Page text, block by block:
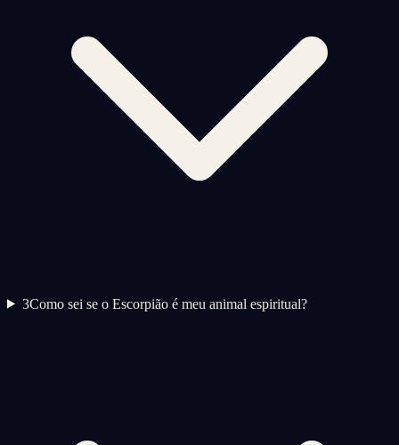
3Como sei se o Escorpião é meu animal espiritual?